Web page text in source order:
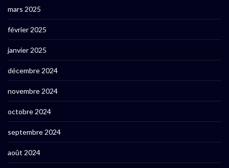
mars 2025
février 2025
janvier 2025
décembre 2024
novembre 2024
octobre 2024
septembre 2024
août 2024